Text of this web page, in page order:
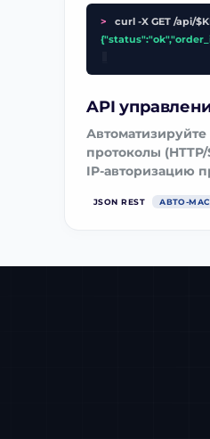
>
curl -X GET /api/
API
протоколы
IP-авторизацию
JSON REST АВТО-